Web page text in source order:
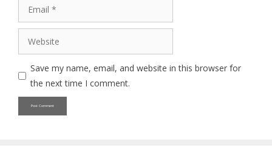
Website
Save my name, email, and website in this browser for
the next time I comment.